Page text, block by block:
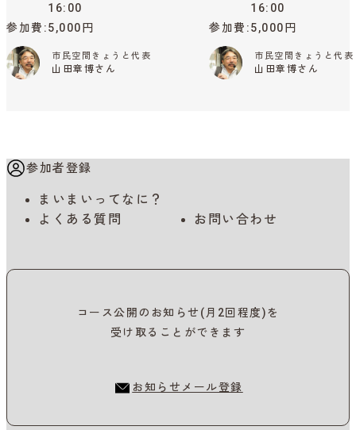
16:00
参加費 5,000円
市民空間きょうと代表
山田章博さん
16:00
参加費 5,000円
市民空間きょうと代表
山田章博さん
参加者登録
まいまいってなに？
よくある質問
お問い合わせ
コース公開のお知らせ(月2回程度)を
受け取ることができます
お知らせメール登録